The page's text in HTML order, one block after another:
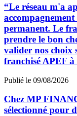
“Le réseau m'a
permanent. Le
prendre le bon
valider nos choix
franchisé APEF
Publié le 09/08/2026
Chez MP
sélectionné pour